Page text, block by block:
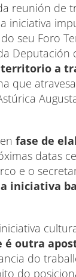
reunión de
iniciativa
seu Foro
Deputación
a
que
fase de
datas
e o
iniciativa
outra
do
do